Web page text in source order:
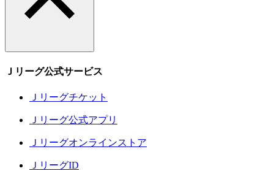
Ｊリーグ公式サービス
Ｊリーグチケット
Ｊリーグ公式アプリ
Ｊリーグオンラインストア
ＪリーグID